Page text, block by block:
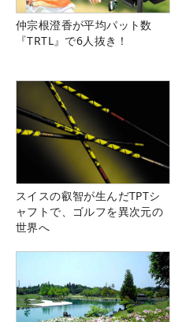
仲宗根澄香が平均パット数
『TRTL』で6人抜き！
スイスの叡智が生んだTPTシ
ャフトで、ゴルフを異次元の
世界へ